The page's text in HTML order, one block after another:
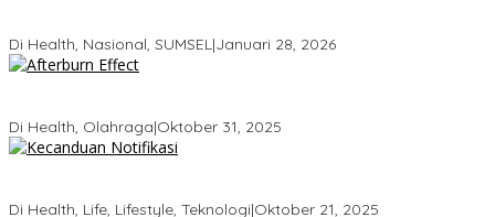
Di Health, Nasional, SUMSEL|Januari 28, 2026
Di Health, Olahraga|Oktober 31, 2025
Di Health, Life, Lifestyle, Teknologi|Oktober 21, 2025